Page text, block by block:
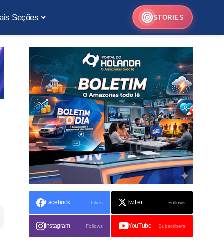
Seções STORIES
Facebook Likes Twitter Follows
Instagram Follows YouTube Subscribers